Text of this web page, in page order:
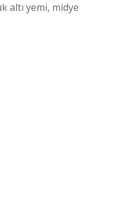
altı yemi, midye